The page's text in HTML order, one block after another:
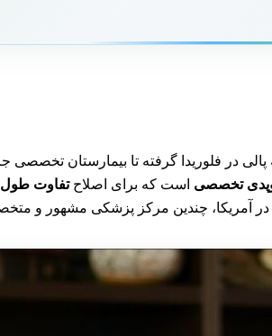
فلوریدا گرفته تا بیمارستان تخصصی
تخصصی است که برای اصلاحتفاوت طول
آمریکا، چندین مرکز پزشکی مشهور و